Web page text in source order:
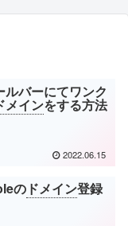
ルバーにてワンク
メインをする方法
2022.06.15
の ドメイン登録